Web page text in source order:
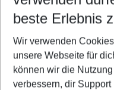
2 Erwachsene
Mehr
beste Erlebnis
Wir verwenden
unsere Webseite für
können wir die
verbessern, dir